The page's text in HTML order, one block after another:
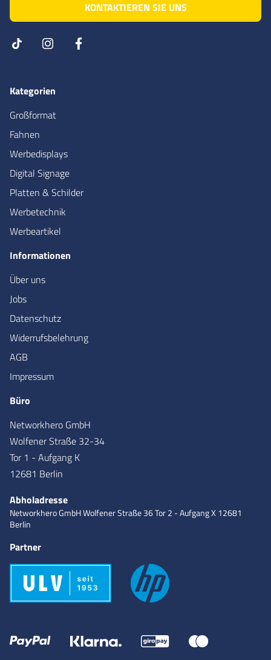
KONTAKTIEREN SIE UNS
Kategorien
Großformat
Fahnen
Werbedisplays
Digital Signage
Platten & Schilder
Werbetechnik
Werbeartikel
Informationen
Über uns
Jobs
Datenschutz
Widerrufsbelehrung
AGB
Impressum
Büro
Networkhero GmbH
Wolfener Straße 32-34
Tor 1 - Aufgang K
12681 Berlin
Abholadresse
Networkhero GmbHWolfener Straße 36Tor 2 - Aufgang X12681
Berlin
Partner